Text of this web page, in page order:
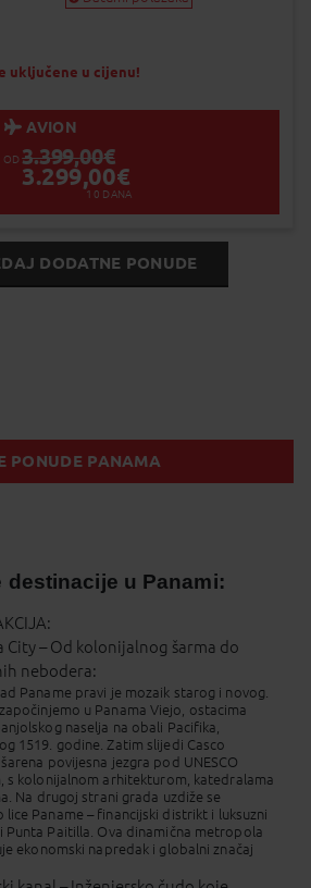
Popunjeno
uključene u cijenu!
AVION
OD 3.399,00€
3.299,00€
10 DANA
DODATNE PONUDE
PONUDE PANAMA
destinacije u Panami:
City – Od kolonijalnog šarma do
nebodera:
Paname pravi je mozaik starog i novog.
u Panama Viejo, ostacima
naselja na obali Pacifika,
1519. godine. Zatim slijedi Casco
povijesna jezgra pod UNESCO
s kolonijalnom arhitekturom, katedralama
Na drugoj strani grada uzdiže se
lice Paname – financijski distrikt i luksuzni
Punta Paitilla. Ova dinamična metropola
ekonomski napredak i globalni značaj